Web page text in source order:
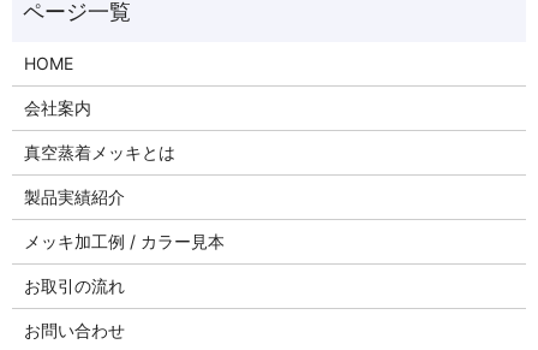
HOME
会社案内
真空蒸着メッキとは
製品実績紹介
メッキ加工例 / カラー見本
お取引の流れ
お問い合わせ